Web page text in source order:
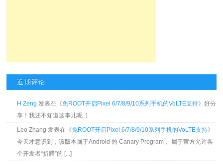
近期评论
H Zeng 发表在《免ROOT开启Pixel 6/7/8/9/10系列手机的VoLTE支持》好分
享！我还不知道这事儿呢 :)
Leo Zhang 发表在《免ROOT开启Pixel 6/7/8/9/10系列手机的VoLTE支持》
今天才意识到，该版本属于Android 的 Canary Program， 属于官方允许各
个开发者“折腾”的 [...]